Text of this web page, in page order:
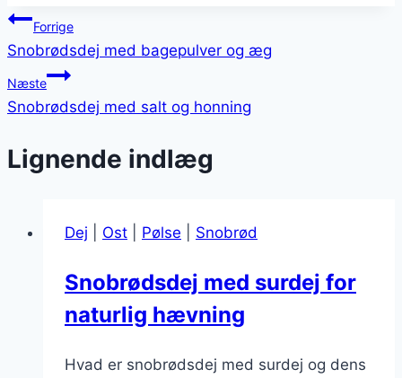
Indlægsnavigation
Forrige
Snobrødsdej med bagepulver og æg
Næste
Snobrødsdej med salt og honning
Lignende indlæg
Dej Ost Pølse Snobrød
Snobrødsdej med surdej for
naturlig hævning
Hvad er snobrødsdej med surdej og dens